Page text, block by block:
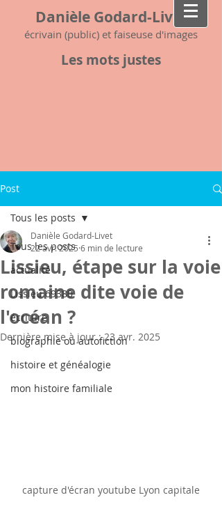
Danièle Godard-Livet
écrivain (public) et faiseuse d'images
Les mots justes
Post
Tous les posts
actualité
Lissieu 69380
écriture
biographie ou autofiction
histoire et généalogie
mon histoire familiale
Tous les posts
Lissieu, étape sur la voie
romaine dite voie de
l'océan ?
Danièle Godard-Livet
22 avr. 2025 6 min de lecture
Dernière mise à jour :23 avr. 2025
capture d'écran youtube Lyon capitale